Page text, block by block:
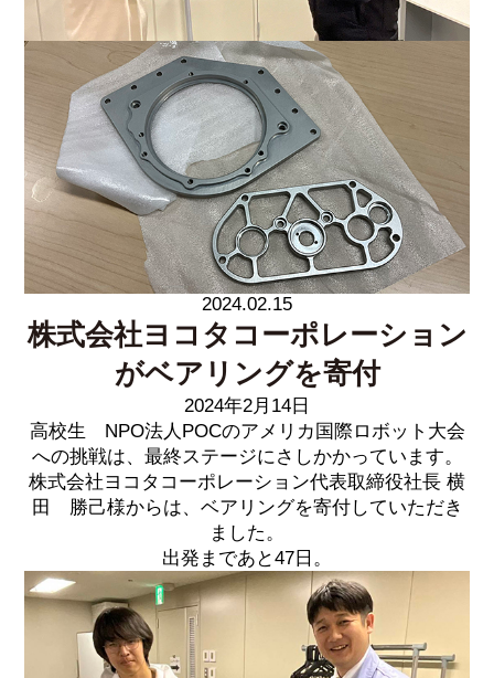
2024.02.15
株式会社ヨコタコーポレーション
がベアリングを寄付
2024年2月14日
高校生 NPO法人POCのアメリカ国際ロボット大会
への挑戦は、最終ステージにさしかかっています。
株式会社ヨコタコーポレーション代表取締役社長 横
田 勝己様からは、ベアリングを寄付していただき
ました。
出発まであと47日。